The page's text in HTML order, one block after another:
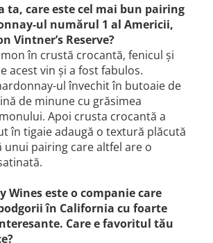
ta, care este cel mai bun pairing
ul numărul 1 al Americii,
Vintner’s Reserve?
în crustă crocantă, fenicul și
acest vin și a fost fabulos.
ul învechit în butoaie de
de minune cu grăsimea
Apoi crusta crocantă a
în tigaie adaugă o textură plăcută
pairing care altfel are o
Wines este o companie care
în California cu foarte
Care e favoritul tău